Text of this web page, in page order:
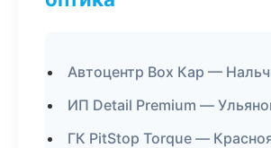
Автоцентр Box Кар —
ИП Detail Premium —
ГК PitStop Torque —